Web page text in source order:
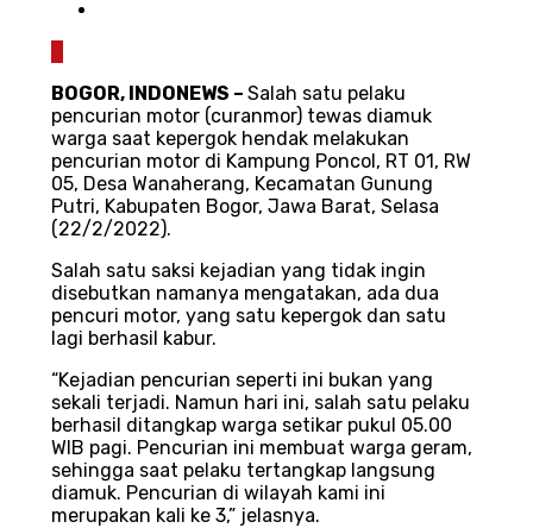
BOGOR, INDONEWS – Salah satu pelaku
pencurian motor (curanmor) tewas diamuk
warga saat kepergok hendak melakukan
pencurian motor di Kampung Poncol, RT 01, RW
05, Desa Wanaherang, Kecamatan Gunung
Putri, Kabupaten Bogor, Jawa Barat, Selasa
(22/2/2022).
Salah satu saksi kejadian yang tidak ingin
disebutkan namanya mengatakan, ada dua
pencuri motor, yang satu kepergok dan satu
lagi berhasil kabur.
“Kejadian pencurian seperti ini bukan yang
sekali terjadi. Namun hari ini, salah satu pelaku
berhasil ditangkap warga setikar pukul 05.00
WIB pagi. Pencurian ini membuat warga geram,
sehingga saat pelaku tertangkap langsung
diamuk. Pencurian di wilayah kami ini
merupakan kali ke 3,” jelasnya.